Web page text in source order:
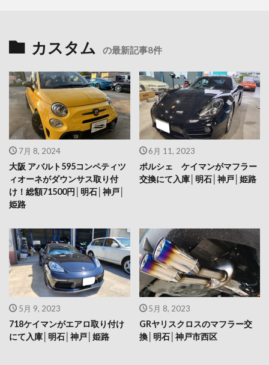
カスタム の最新記事8件
7月 8, 2024
大阪 アバルト595コンペティツ
ィオーネがダウンサス取り付
け！総額71500円│明石│神戸│
姫路
6月 11, 2023
ポルシェ ケイマンがマフラー
交換にて入庫│明石│神戸│姫路
5月 9, 2023
718ケイマンがエアロ取り付け
にて入庫│明石│神戸│姫路
5月 8, 2023
GRヤリスクロスのマフラー交
換│明石│神戸市西区